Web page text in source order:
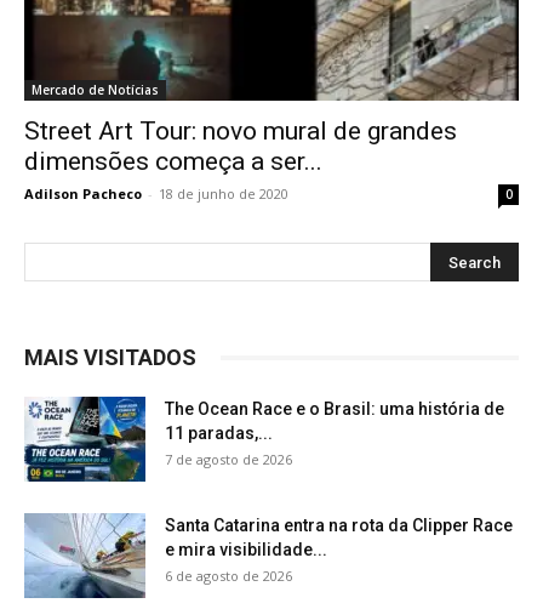
Mercado de Notícias
Street Art Tour: novo mural de grandes
dimensões começa a ser...
Adilson Pacheco - 18 de junho de 2020 0
MAIS VISITADOS
The Ocean Race e o Brasil: uma história de
11 paradas,...
7 de agosto de 2026
Santa Catarina entra na rota da Clipper Race
e mira visibilidade...
6 de agosto de 2026